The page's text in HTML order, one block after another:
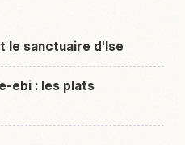
le sanctuaire d'Ise
ebi : les plats